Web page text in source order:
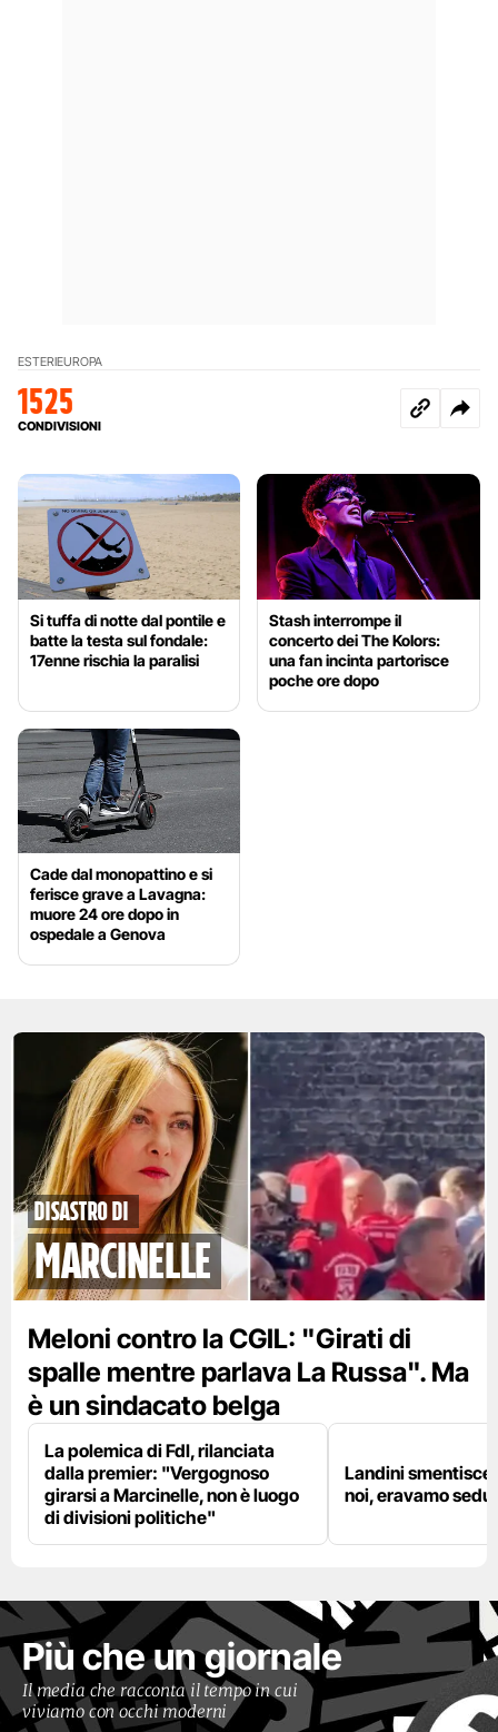
ESTERIEUROPA
1525
CONDIVISIONI
Si tuffa di notte dal pontile e
batte la testa sul fondale:
17enne rischia la paralisi
Stash interrompe il
concerto dei The Kolors:
una fan incinta partorisce
poche ore dopo
Cade dal monopattino e si
ferisce grave a Lavagna:
muore 24 ore dopo in
ospedale a Genova
disastro di
marcinelle
Meloni contro la CGIL: "Girati di
spalle mentre parlava La Russa". Ma
è un sindacato belga
La polemica di FdI, rilanciata
dalla premier: "Vergognoso
girarsi a Marcinelle, non è luogo
di divisioni politiche"
Landini
noi, eravamo
Più che un giornale
Il media che racconta il tempo in cui
viviamo con occhi moderni